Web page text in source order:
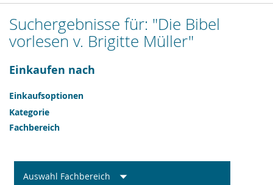
Suchergebnisse für: "Die Bibel
vorlesen v. Brigitte Müller"
Einkaufen nach
Einkaufsoptionen
Kategorie
Fachbereich
Auswahl Fachbereich